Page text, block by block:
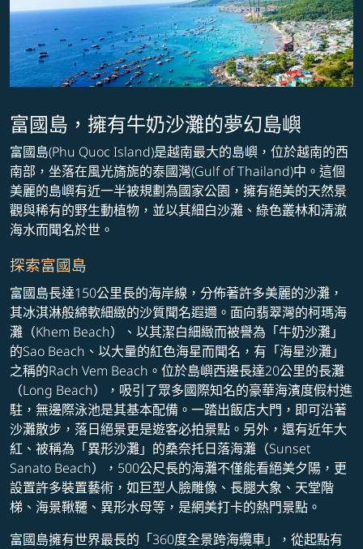
富國島，擁有牛奶沙灘的夢幻島嶼
富國島(Phu Quoc Island)是越南最大的島嶼，位於越南的西
南部，坐落在風光旖旎的泰國灣(Gulf of Thailand)中。這個
美麗的島嶼有近一半被規劃為國家公園，擁有絕美的天然景
觀與稀有的野生動植物，並以其細白沙灘、綠色叢林和清澈
海水而聞名於世。
探索富國島
富國島長達150公里長的海岸線，分佈著許多美麗的沙灘，
其冰淇淋般綿軟細緻的沙質聞名遐邇。面向翡翠灣的柯瑪海
灘（Khem Beach）、以其潔白細緻而被譽為「牛奶沙灘」
的Sao Beach、以大量的紅色海星而聞名，有「海星沙灘」
之稱的Rach Vem Beach。位於島嶼西邊長達20公里的長灘
（Long Beach），吸引了眾多國際知名的豪華海濱度假村進
駐，無邊際泳池是其基本配備。一踏出飯店大門，即可沿著
沙灘散步，落日絕景更是遊客必拍景點。另外，還有近年大
紅、被稱為「異形沙灘」的桑奈托日落海灘（Sunset
Sanato Beach），500公尺長的海灘不僅能看絕美夕陽，更
設置許多裝置藝術，如巨型人臉雕像、長腿大象、天堂階
梯、海景鞦韆、異形水母等，是網美打卡的熱門景點。
富國島擁有世界最長的「360度全景跨海纜車」，從起點有